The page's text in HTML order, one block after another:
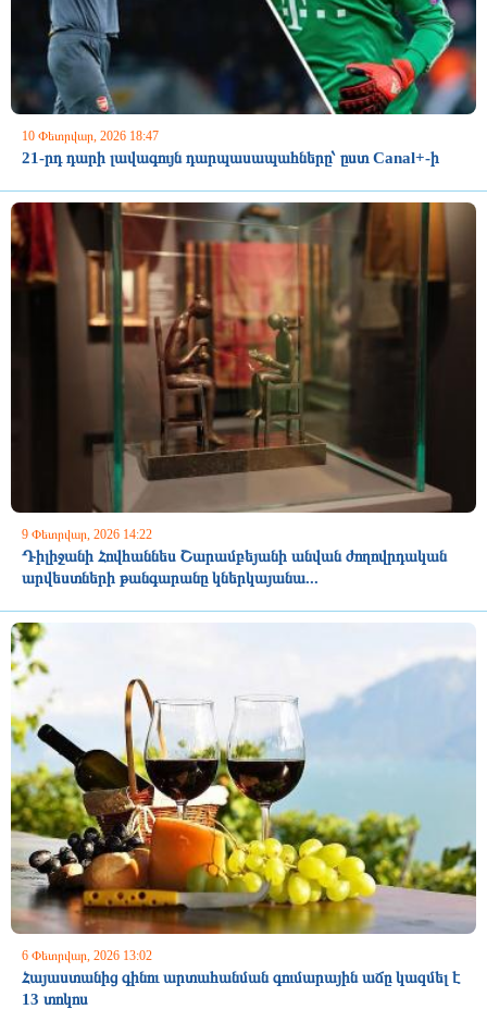
10 Փետրվար, 2026 18:47
21-րդ դարի լավագույն դարպասապահները՝ ըստ Canal+-ի
9 Փետրվար, 2026 14:22
Դիլիջանի Հովհաննես Շարամբեյանի անվան ժողովրդական
արվեստների թանգարանը կներկայանա...
6 Փետրվար, 2026 13:02
Հայաստանից գինու արտահանման գումարային աճը կազմել է
13 տոկոս